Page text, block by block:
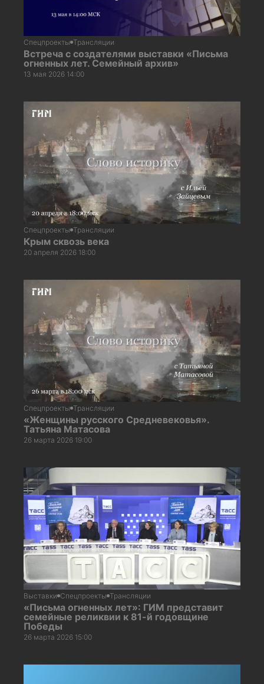
Спецпроекты Трансляции
Встреча с создателями выставки «Письма
огненных лет. Семейный архив»
13 мая 2026 14:00
Спецпроекты Трансляции
Крым сквозь века
20 апреля 2026 18:00
Спецпроекты Трансляции
«Женщины русского Средневековья».
Татьяна Матасова
26 марта 2026 19:00
Выставки Спецпроекты Трансляции
«Письма огненных лет»: ГИМ представит
семейные реликвии к 81-й годовщине
Победы
26 марта 2026 15:00